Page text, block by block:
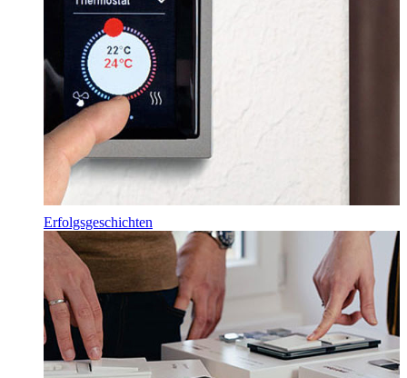
Erfolgsgeschichten